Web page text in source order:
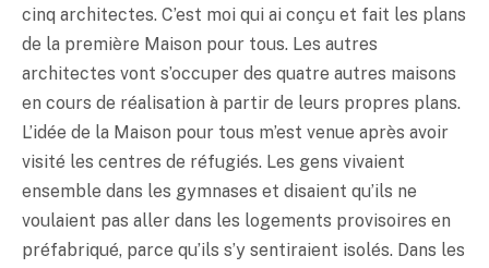
cinq architectes. C’est moi qui ai conçu et fait les plans
de la première Maison pour tous. Les autres
architectes vont s’occuper des quatre autres maisons
en cours de réalisation à partir de leurs propres plans.
L’idée de la Maison pour tous m’est venue après avoir
visité les centres de réfugiés. Les gens vivaient
ensemble dans les gymnases et disaient qu’ils ne
voulaient pas aller dans les logements provisoires en
préfabriqué, parce qu’ils s’y sentiraient isolés. Dans les